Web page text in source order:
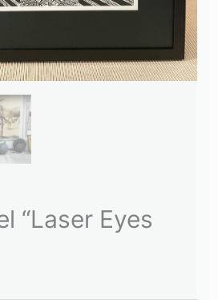
“Laser Eyes